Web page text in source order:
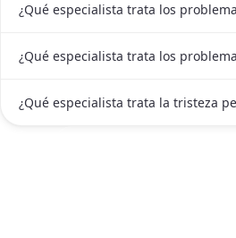
¿Qué especialista trata los
¿Qué especialista trata los
¿Qué especialista trata la tristeza